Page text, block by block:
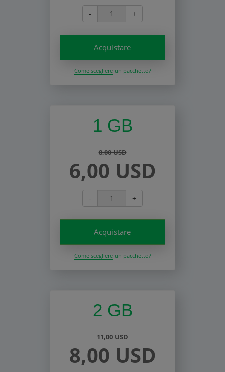
- +
Acquistare
Come scegliere un pacchetto?
1 GB
8,00 USD
6,00 USD
- +
Acquistare
Come scegliere un pacchetto?
2 GB
11,00 USD
8,00 USD